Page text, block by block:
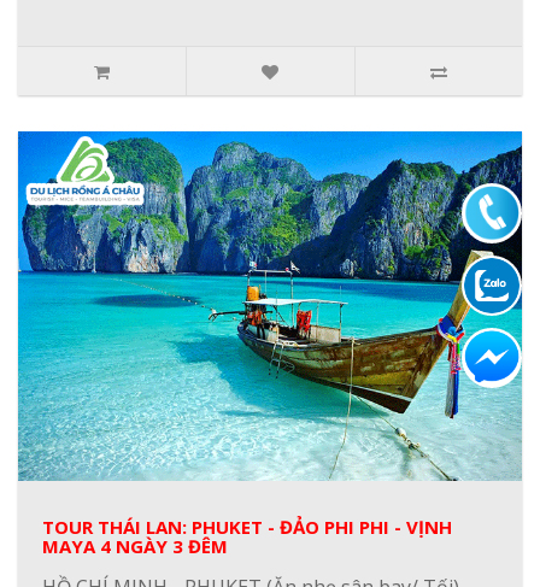
TOUR THÁI LAN: PHUKET - ĐẢO PHI PHI - VỊNH
MAYA 4 NGÀY 3 ĐÊM